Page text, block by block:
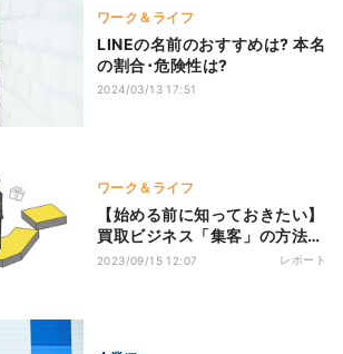
ワーク＆ライフ
LINEの名前のおすすめは? 本名
の割合･危険性は?
2024/03/13 17:51
ワーク＆ライフ
【始める前に知っておきたい】
買取ビジネス「集客」の方法
は? 集客を成功させる"3のポイ
2023/09/15 12:07 レポート